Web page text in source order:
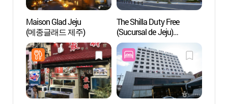
Maison Glad Jeju
(메종글래드 제주)
The Shilla Duty Free
(Sucursal de Jeju)
(신라면세점(제주점))